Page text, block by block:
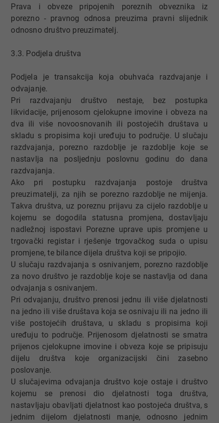
Prava i obveze pripojenih poreznih obveznika iz
porezno - pravnog odnosa preuzima pravni slijednik
odnosno društvo preuzimatelj.
3.3. Podjela društva
Podjela je transakcija koja obuhvaća razdvajanje i
odvajanje.
Pri razdvajanju društvo nestaje, bez postupka
likvidacije, prijenosom cjelokupne imovine i obveza na
dva ili više novoosnovanih ili postojećih društava u
skladu s propisima koji uređuju to područje. U slučaju
razdvajanja, porezno razdoblje je razdoblje koje se
nastavlja na posljednju poslovnu godinu do dana
razdvajanja.
Ako pri postupku razdvajanja postoje društva
preuzimatelji, za njih se porezno razdoblje ne mijenja.
Takva društva, uz poreznu prijavu za cijelo razdoblje u
kojemu se dogodila statusna promjena, dostavljaju
nadležnoj ispostavi Porezne uprave upis promjene u
trgovački registar i rješenje trgovačkog suda o upisu
promjene, te bilance dijela društva koji se pripojio.
U slučaju razdvajanja s osnivanjem, porezno razdoblje
za novo društvo je razdoblje koje se nastavlja od dana
odvajanja s osnivanjem.
Pri odvajanju, društvo prenosi jednu ili više djelatnosti
na jedno ili više društava koja se osnivaju ili na jedno ili
više postojećih društava, u skladu s propisima koji
uređuju to područje. Prijenosom djelatnosti se smatra
prijenos cjelokupne imovine i obveza koje se pripisuju
dijelu društva koje organizacijski čini zasebno
poslovanje.
U slučajevima odvajanja društvo koje ostaje i društvo
kojemu se prenosi dio djelatnosti toga društva,
nastavljaju obavljati djelatnost kao postojeća društva, s
jednim dijelom djelatnosti manje, odnosno jednim